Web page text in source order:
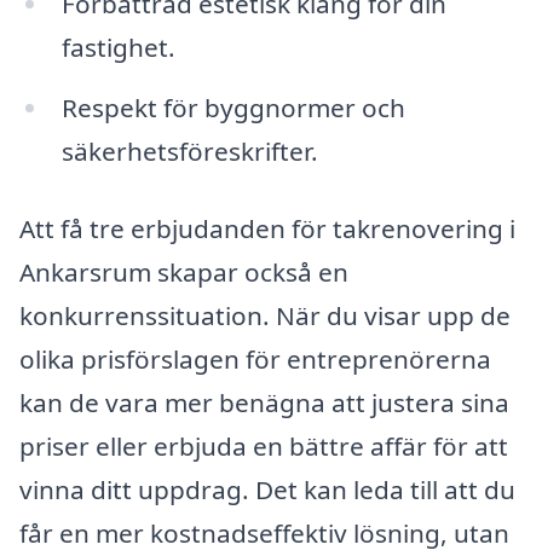
fastighet.
Respekt för byggnormer och
säkerhetsföreskrifter.
Att få tre erbjudanden för takrenovering i
Ankarsrum skapar också en
konkurrenssituation. När du visar upp de
olika prisförslagen för entreprenörerna
kan de vara mer benägna att justera sina
priser eller erbjuda en bättre affär för att
vinna ditt uppdrag. Det kan leda till att du
får en mer kostnadseffektiv lösning, utan